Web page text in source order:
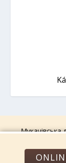
Мукачівська